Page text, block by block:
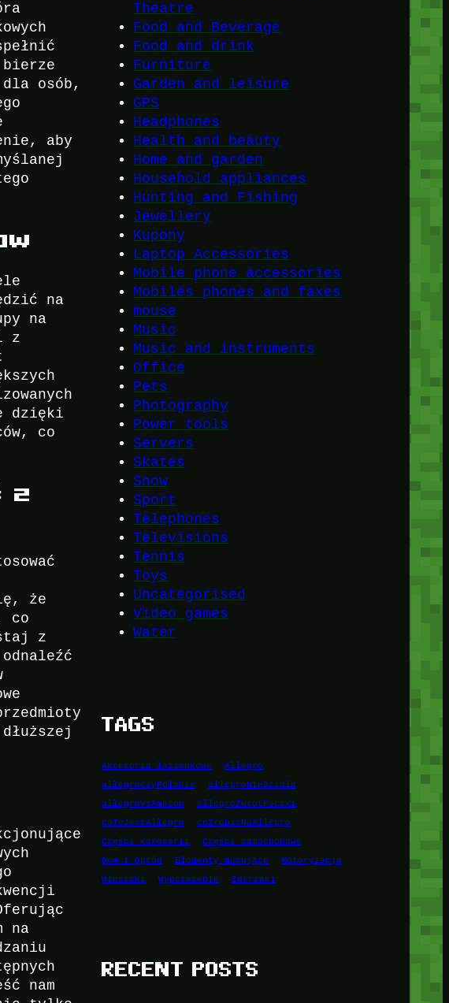
osób,
aby
na
na
z
dzięki
co
z
że
co
z
na
nam
Theatre
Food and Beverage
Food and drink
Furniture
Garden and leisure
GPS
Headphones
Health and beauty
Home and garden
Household appliances
Hunting and Fishing
Jewellery
Kupony
Laptop Accessories
Mobile phone accessories
Mobiles phones and faxes
mouse
Music
Music and instruments
Office
Pets
Photography
Power tools
Servers
Skates
Snow
Sport
Telephones
Televisions
Tennis
Toys
Uncategorised
Video games
Water
TAGS
Akcesoria łazienkowe
Allegro
allegroCzyPolskie
allegroNieDziala
allegroVsAmazon
allegroZwrotPaczki
coToJestAllegro
coZrobićNaAllegro
Części karoserii
Części samochodowe
Dom i Ogród
Elementy mocujące
Motoryzacja
Wieszaki
Wyposażenie Zderzaki
RECENT POSTS